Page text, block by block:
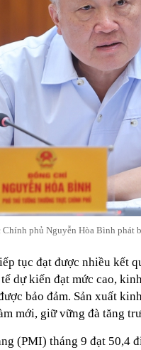
phủ Nguyễn Hòa Bình phát
tục đạt được nhiều kết
dự kiến đạt mức cao,
bảo đảm. Sản xuất
mới, giữ vững đà tăng
(PMI) tháng 9 đạt 50,4